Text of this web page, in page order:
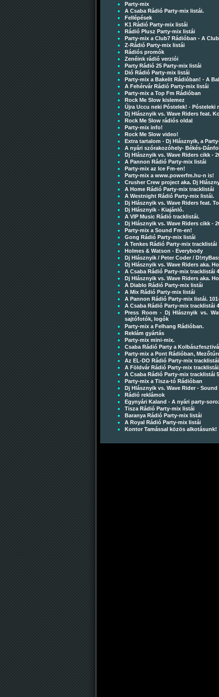
Party-mix
A Csaba Rádió Party-mix listái.
Fellépések
K1 Rádió Party-mix listái
Rádió Plusz Party-mix listái
Party-mix a Club7 Rádióban - A
Z-Rádió Party-mix listái
Rádiós promók
Zenéink rádió verziói
Party Rádió 25 Party-mix listái
Dió Rádió Party-mix listái
Party-mix a Bakelit Rádióban! - A
A Fehérvár Rádió Party-mix listái
Party-mix a Top Fm Rádióban
Rock Me Slow kislemez
Újra Uccu neki Póstelek! - Pósteleki
Dj Hlásznyik vs. Wave Riders feat.
Rock Me Slow rádiós oldal
Party-mix info!
Rock Me Slow video!
Extra tartalom - Dj Hlásznyik, a
A nyári szórakozóhely- Békés-
Dj Hlásznyik vs. Wave Riders cikk -
A Pannon Rádió Party-mix listái
Party-mix az Ice Fm-en!
Party-mix a www.powerfm.hu-n is!
Crusher Crew project aka. Dj
A Home Rádió Party-mix tracklistái
A Westnight Rádió Party-mix listái.
Dj Hlásznyik vs. Wave Riders feat.
Dj Hlásznyik - Kiajánló.
A VIP Music Rádió tracklistái.
Dj Hlásznyik vs. Wave Riders cikk -
Party-mix a Sound Fm-en!
Gong Rádió Party-mix listái
A Tenkes Rádió Party-mix tracklistái
Holmes & Watson - Everybody
Dj Hlásznyik / Peter Coder /
Dj Hlásznyik vs. Wave Riders aka.
A Csaba Rádió Party-mix tracklistái
Dj Hlásznyik vs. Wave Riders aka.
A Diablo Rádió Party-mix listái
A Mix Rádió Party-mix listái
A Pannon Rádió Party-mix listái.
A Csaba Rádió Party-mix tracklistái
Press Room - Dj Hlásznyik vs.
sajtófotók, logók
Party-mix a Felhang Rádióban.
Reklám gyártás
Party-mix mini-mix.
Csaba Rádió Party a
Party-mix a Pont Rádióban,
Az EL-DO Rádió Party-mix
A Földvár Rádió Party-mix
A Csaba Rádió Party-mix tracklistái
Party-mix a Tisza-tó Rádióban
Dj Hlásznyik vs. Wave Rider -
Rádió reklámok
Egynyári Kaland - A nyári party-
Tisza Rádió Party-mix listái
Baranya Rádió Party-mix listái
A Royal Rádió Party-mix listái
Kontor Tamással közös alkotásunk!